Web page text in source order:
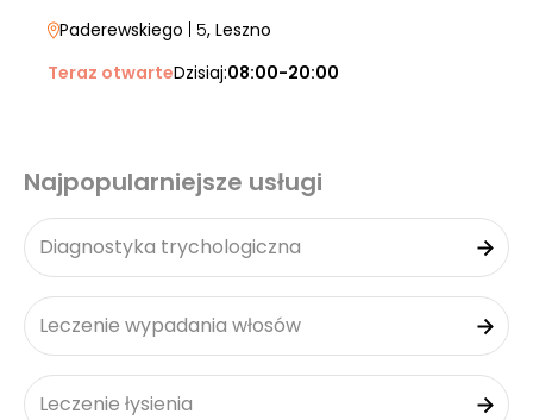
Paderewskiego | 5, Leszno
Teraz otwarteDzisiaj:08:00-20:00
Najpopularniejsze usługi
Diagnostyka trychologiczna
Leczenie wypadania włosów
Leczenie łysienia